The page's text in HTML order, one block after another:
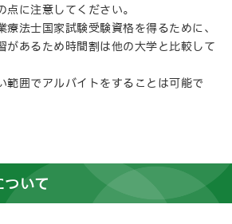
点に注意してください。
療法士国家試験受験資格を得るために、
があるため時間割は他の大学と比較して
範囲でアルバイトをすることは可能で
ついて